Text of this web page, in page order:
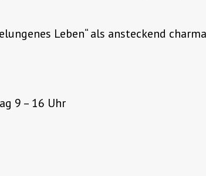
Leben“ als ansteckend
9 – 16 Uhr